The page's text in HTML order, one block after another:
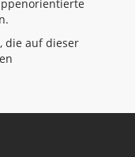
die auf dieser